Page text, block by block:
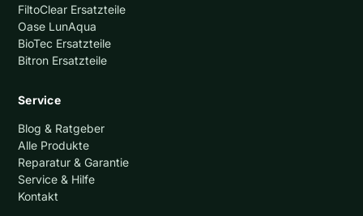
FiltoClear Ersatzteile
Oase LunAqua
BioTec Ersatzteile
Bitron Ersatzteile
Service
Blog & Ratgeber
Alle Produkte
Reparatur & Garantie
Service & Hilfe
Kontakt